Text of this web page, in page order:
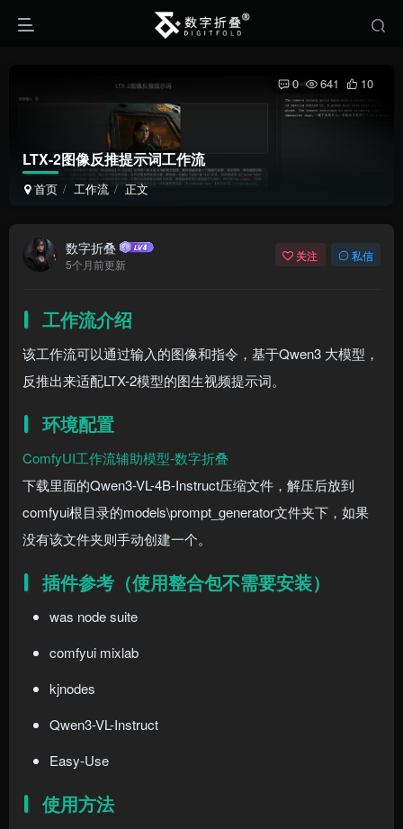
LTX-2图像反推提示词工作流
首页 工作流 正文
0 641 10
数字折叠
5个月前更新
关注 私信
工作流介绍
该工作流可以通过输入的图像和指令，基于Qwen3 大模型，
反推出来适配LTX-2模型的图生视频提示词。
环境配置
ComfyUI工作流辅助模型-数字折叠
下载里面的Qwen3-VL-4B-Instruct压缩文件，解压后放到
comfyui根目录的models\prompt_generator文件夹下，如果
没有该文件夹则手动创建一个。
插件参考（使用整合包不需要安装）
was node suite
comfyui mixlab
kjnodes
Qwen3-VL-Instruct
Easy-Use
使用方法